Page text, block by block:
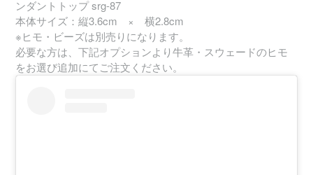
ンダントトップ srg-87
本体サイズ：縦3.6cm × 横2.8cm
※ヒモ・ビーズは別売りになります。
必要な方は、下記オプションより牛革・スウェードのヒモ
をお選び追加にてご注文ください。